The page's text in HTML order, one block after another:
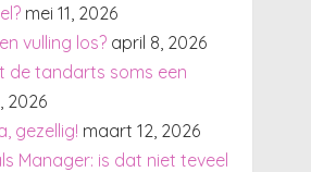
mei 11, 2026
vulling los? april 8, 2026
de tandarts soms een
2026
gezellig! maart 12, 2026
Manager: is dat niet teveel